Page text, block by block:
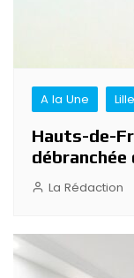
A la Une Lille
Hauts-de-
La Rédaction